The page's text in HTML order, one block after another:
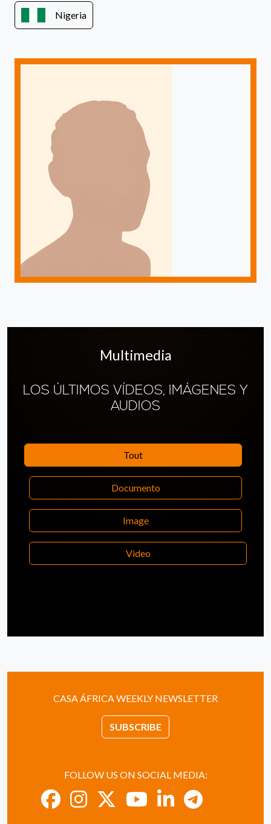
Nigeria
Multimedia
LOS ÚLTIMOS VÍDEOS, IMÁGENES Y
AUDIOS
Tout
Documento
Image
Video
CASA ÁFRICA WEEKLY NEWSLETTER
SUBSCRIBE
FOLLOW US ON SOCIAL MEDIA: